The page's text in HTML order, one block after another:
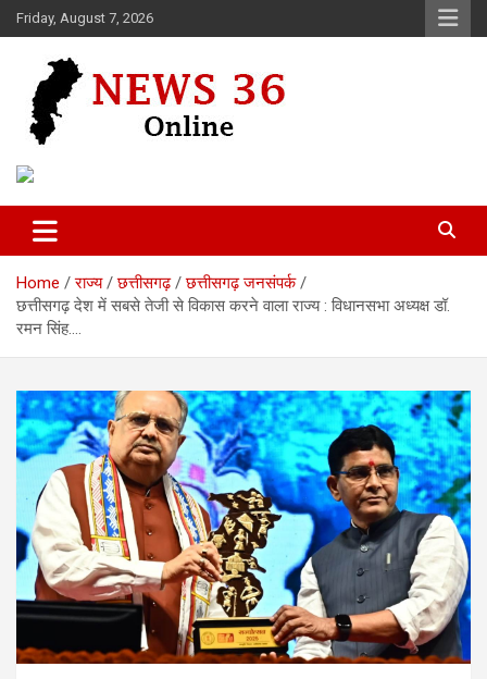
Skip
to
Friday, August 7, 2026
News 36
Home राज्य छत्तीसगढ़
छत्तीसगढ़ जनसंपर्क
छत्तीसगढ़ देश में सबसे तेजी से विकास करने वाला राज्य : विधानसभा अध्यक्ष डॉ.
रमन सिंह….